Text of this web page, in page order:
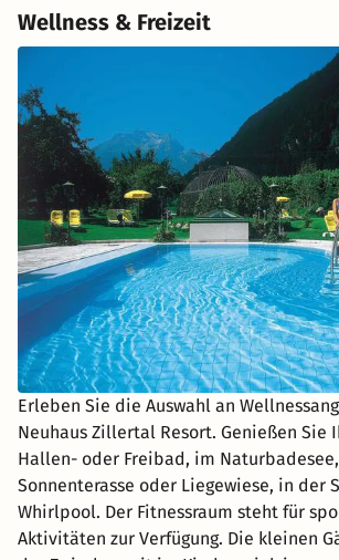
Wellness & Freizeit
Erleben Sie die Auswahl an
Neuhaus Zillertal Resort. Genießen Sie
Hallen- oder Freibad, im
Sonnenterasse oder Liegewiese, in der
Whirlpool. Der Fitnessraum steht für
Aktivitäten zur Verfügung. Die kleinen